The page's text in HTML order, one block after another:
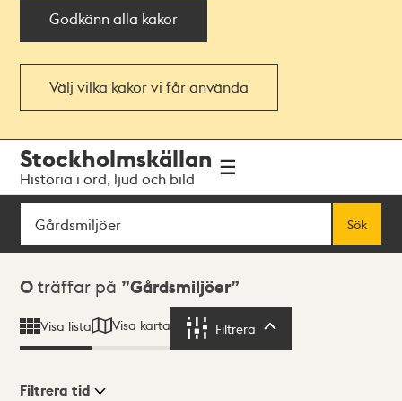
Godkänn alla kakor
Välj vilka kakor vi får använda
navigationen
huvudinnehållet
Stockholmskällan
Historia i ord, ljud och bild
Sök
Sök
Sökresultat
0 träffar på Gårdsmiljöer
Visa lista Visa karta Filtrera
Filtrera tid